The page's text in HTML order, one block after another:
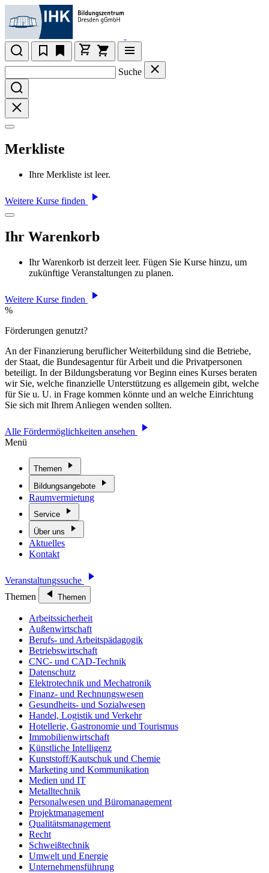
Suche
Merkliste
Ihre Merkliste ist leer.
Weitere Kurse finden
Ihr Warenkorb
Ihr Warenkorb ist derzeit leer. Fügen Sie Kurse hinzu, um
zukünftige Veranstaltungen zu planen.
Weitere Kurse finden
%
Förderungen genutzt?
An der Finanzierung beruflicher Weiterbildung sind die Betriebe,
der Staat, die Bundesagentur für Arbeit und die Privatpersonen
beteiligt. In der Bildungsberatung vor Beginn eines Kurses beraten
wir Sie, welche finanzielle Unterstützung es allgemein gibt, welche
für Sie u. U. in Frage kommen könnte und an welche Einrichtung
Sie sich mit Ihrem Anliegen wenden sollten.
Alle Fördermöglichkeiten ansehen
Menü
Themen
Bildungsangebote
Raumvermietung
Service
Über uns
Aktuelles
Kontakt
Veranstaltungssuche
Themen
Themen
Arbeitssicherheit
Außenwirtschaft
Berufs- und Arbeitspädagogik
Betriebswirtschaft
CNC- und CAD-Technik
Datenschutz
Elektrotechnik und Mechatronik
Finanz- und Rechnungswesen
Gesundheits- und Sozialwesen
Handel, Logistik und Verkehr
Hotellerie, Gastronomie und Tourismus
Immobilienwirtschaft
Künstliche Intelligenz
Kunststoff/Kautschuk und Chemie
Marketing und Kommunikation
Medien und IT
Metalltechnik
Personalwesen und Büromanagement
Projektmanagement
Qualitätsmanagement
Recht
Schweißtechnik
Umwelt und Energie
Unternehmensführung